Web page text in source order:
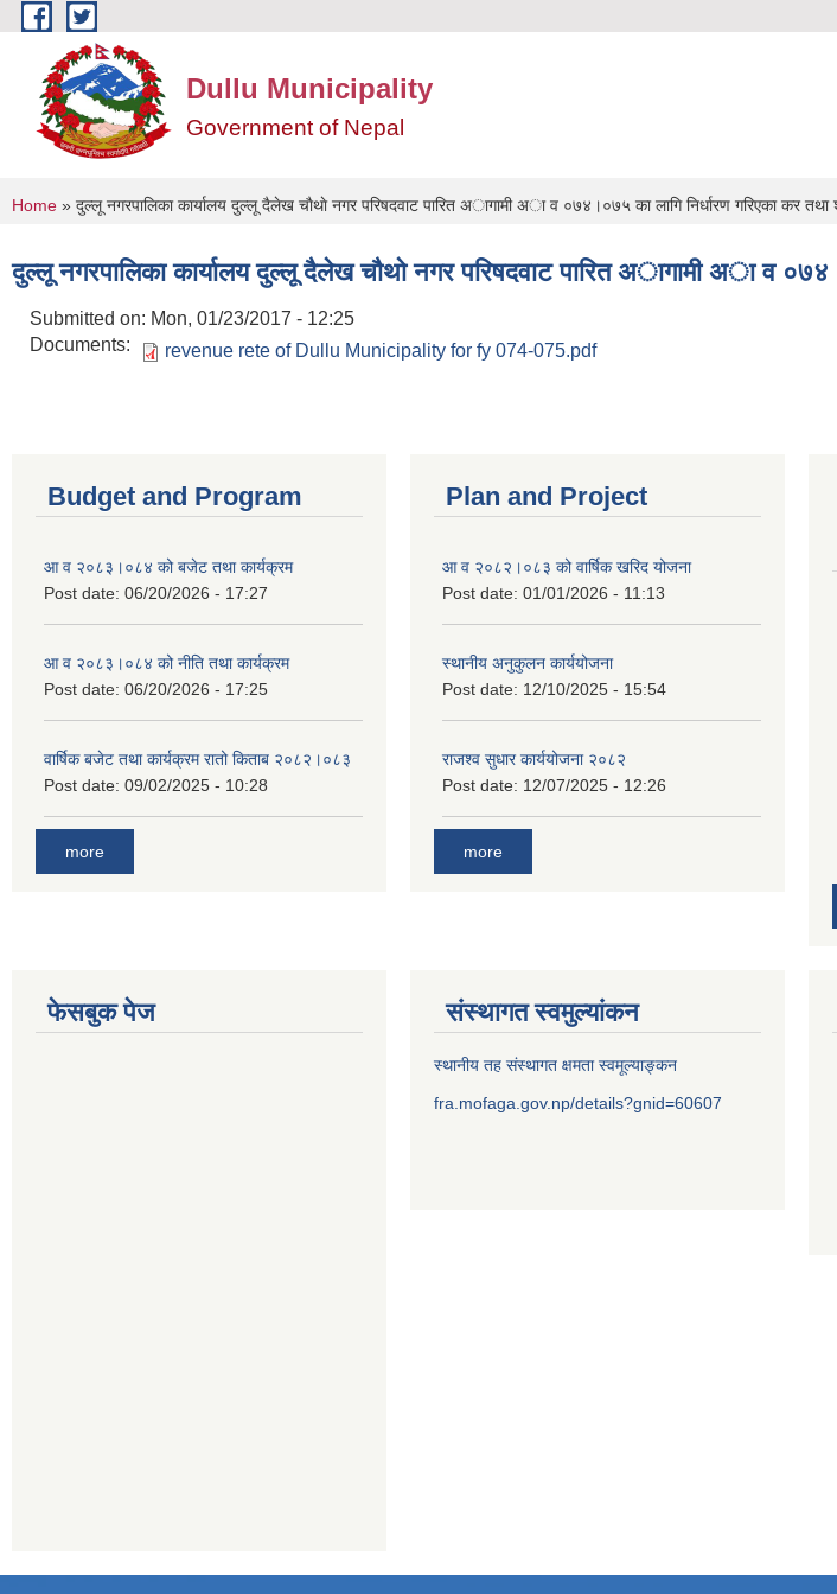
Skip to main content
Dullu Municipality
Government of Nepal
You are here
Home » दुल्लू नगरपालिका कार्यालय दुल्लू दैलेख चाैथाे नगर परिषदवाट पारित अागामी अा व ०७४।०७५ का लागि निर्धारण गरिएका कर
दुल्लू नगरपालिका कार्यालय दुल्लू दैलेख चाैथाे नगर परिषदवाट पारित अागामी अा व
Submitted on: Mon, 01/23/2017 - 12:25
Documents:
revenue rete of Dullu Municipality for fy 074-075.pdf
Budget and Program
आ व २०८३।०८४ को बजेट तथा कार्यक्रम
Post date: 06/20/2026 - 17:27
आ व २०८३।०८४ को नीति तथा कार्यक्रम
Post date: 06/20/2026 - 17:25
वार्षिक बजेट तथा कार्यक्रम रातो किताब २०८२।०८३
Post date: 09/02/2025 - 10:28
more
Plan and Project
आ व २०८२।०८३ को वार्षिक खरिद योजना
Post date: 01/01/2026 - 11:13
स्थानीय अनुकुलन कार्ययोजना
Post date: 12/10/2025 - 15:54
राजश्व सुधार कार्ययोजना २०८२
Post date: 12/07/2025 - 12:26
more
फेसबुक पेज संस्थागत स्वमुल्यांकन
स्थानीय तह संस्थागत क्षमता स्वमूल्याङ्कन
fra.mofaga.gov.np/details?gnid=60607